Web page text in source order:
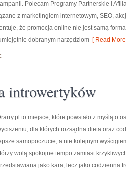
Polecam Programy Partnerskie i
z marketingiem internetowym, SEO,
że promocja online nie jest samą
dobranym narzędziom [ Read
introwertyków
to miejsce, które powstało z myślą o
dla których rozsądna dieta oraz
samopoczucie, a nie kolejnym
wolą spokojne tempo zamiast
jako kara, lecz jako codzienna